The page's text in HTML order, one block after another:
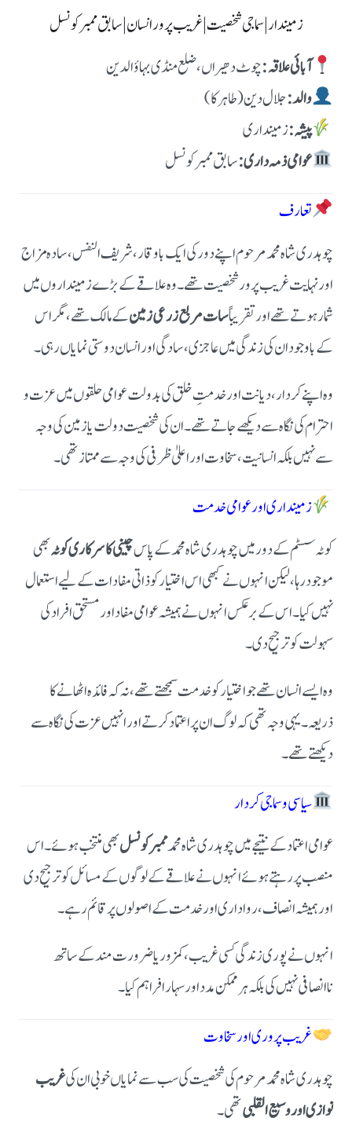
زمیندار | سماجی شخصیت | غریب پرور انسان | سابق ممبر کونسل
آبائی علاقہ:چوٹ دھیراں، ضلع منڈی بہاؤالدین
والد:جلال دین (طاہر کا)
پیشہ:زمینداری
عوامی ذمہ داری:سابق ممبر کونسل
تعارف
چوہدری شاہ محمد مرحوم اپنے دور کی ایک باوقار، شریف النفس، سادہ مزاج
اور نہایت غریب پرور شخصیت تھے۔ وہ علاقے کے بڑے زمینداروں میں
شمار ہوتے تھے اور تقریباًسات مربع زرعی زمینکے مالک تھے، مگر اس
کے باوجود ان کی زندگی میں عاجزی، سادگی اور انسان دوستی نمایاں رہی۔
وہ اپنے کردار، دیانت اور خدمتِ خلق کی بدولت عوامی حلقوں میں عزت و
احترام کی نگاہ سے دیکھے جاتے تھے۔ ان کی شخصیت دولت یا زمین کی وجہ
سے نہیں بلکہ انسانیت، سخاوت اور اعلیٰ ظرفی کی وجہ سے ممتاز تھی۔
زمینداری اور عوامی خدمت
کوٹہ سسٹم کے دور میں چوہدری شاہ محمد کے پاسچینی کا سرکاری کوٹہبھی
موجود رہا، لیکن انہوں نے کبھی اس اختیار کو ذاتی مفادات کے لیے استعمال
نہیں کیا۔ اس کے برعکس انہوں نے ہمیشہ عوامی مفاد اور مستحق افراد کی
سہولت کو ترجیح دی۔
وہ ایسے انسان تھے جو اختیار کو خدمت سمجھتے تھے، نہ کہ فائدہ اٹھانے کا
ذریعہ۔ یہی وجہ تھی کہ لوگ ان پر اعتماد کرتے اور انہیں عزت کی نگاہ سے
دیکھتے تھے۔
سیاسی و سماجی کردار
عوامی اعتماد کے نتیجے میں چوہدری شاہ محمدممبر کونسلبھی منتخب ہوئے۔ اس
منصب پر رہتے ہوئے انہوں نے علاقے کے لوگوں کے مسائل کو ترجیح دی
اور ہمیشہ انصاف، رواداری اور خدمت کے اصولوں پر قائم رہے۔
انہوں نے پوری زندگی کسی غریب، کمزور یا ضرورت مند کے ساتھ
ناانصافی نہیں کی بلکہ ہر ممکن مدد اور سہارا فراہم کیا۔
غریب پروری اور سخاوت
چوہدری شاہ محمد مرحوم کی شخصیت کی سب سے نمایاں خوبی ان کیغریب
نوازی اور وسیع القلبیتھی۔